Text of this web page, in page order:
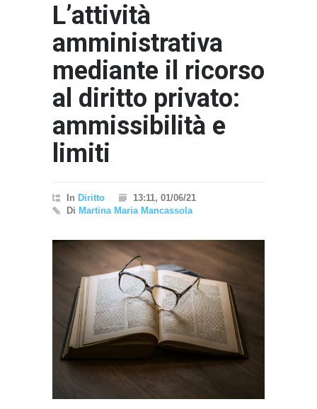
L’attività
amministrativa
mediante il ricorso
al diritto privato:
ammissibilità e
limiti
In Diritto
13:11, 01/06/21
Di Martina Maria Mancassola